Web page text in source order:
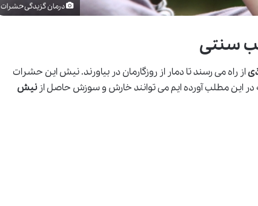
درمان گزیدگی حشرات
سنتی
از راه می رسند تا دمار از روزگارمان در بیاورند. نیش این حشرات
این مطلب آورده ایم می توانند خارش و سوزش حاصل ازنیش